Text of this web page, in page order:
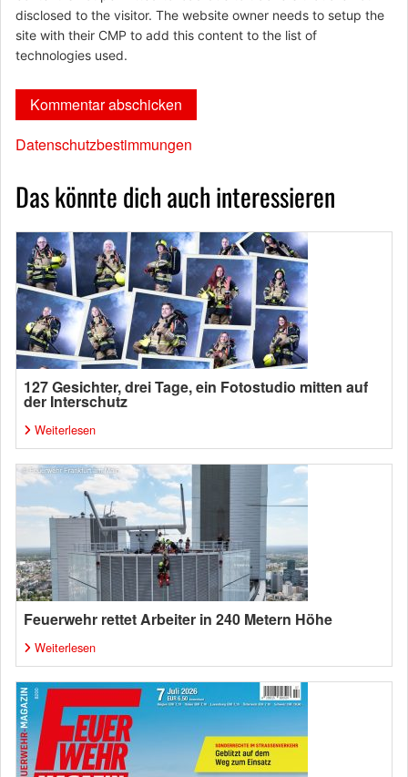
disclosed to the visitor. The website owner needs to setup the
site with their CMP to add this content to the list of
technologies used.
Datenschutzbestimmungen
Das könnte dich auch interessieren
127 Gesichter, drei Tage, ein Fotostudio mitten auf
der Interschutz
Weiterlesen
Feuerwehr rettet Arbeiter in 240 Metern Höhe
Weiterlesen